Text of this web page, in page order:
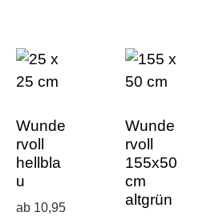
Wunde
rvoll
hellbla
u
ab 10,95
Wunde
rvoll
155x50
cm
altgrün